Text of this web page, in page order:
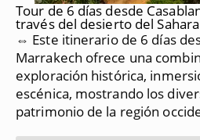
Tour de 6 días desde
través del desierto del Sahara
⇔ Este itinerario de 6 días
Marrakech ofrece una
exploración histórica,
escénica, mostrando los
patrimonio de la región